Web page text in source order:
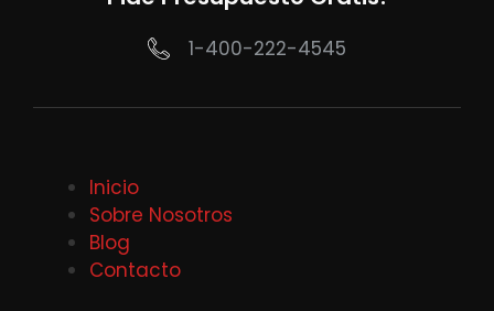
1-400-222-4545
Inicio
Sobre Nosotros
Blog
Contacto